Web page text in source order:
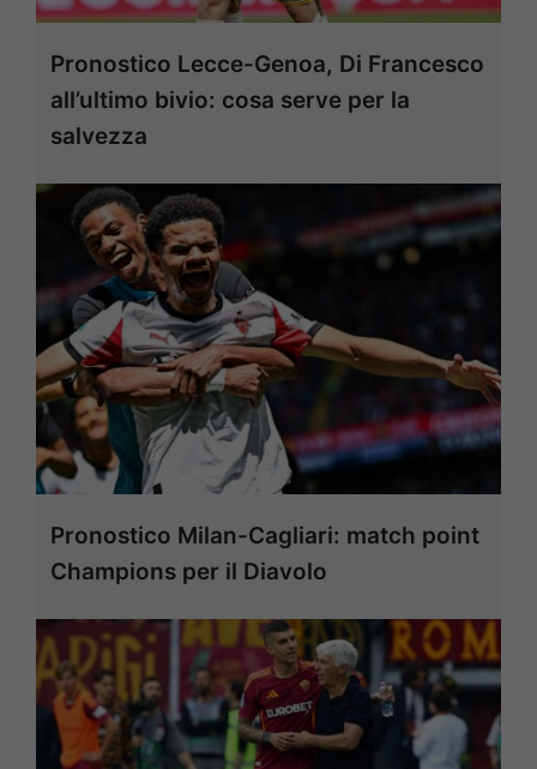
Pronostico Lecce-Genoa, Di Francesco
all’ultimo bivio: cosa serve per la
salvezza
Pronostico Milan-Cagliari: match point
Champions per il Diavolo